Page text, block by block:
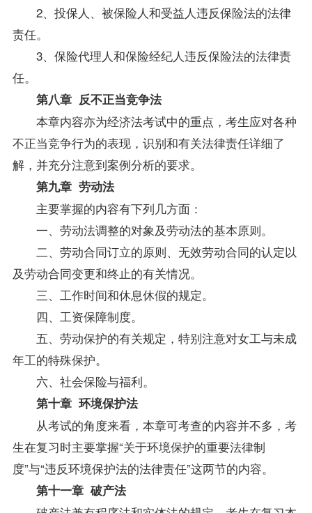
2、投保人、被保险人和受益人违反保险法的法律
责任。
3、保险代理人和保险经纪人违反保险法的法律责
任。
第八章 反不正当竞争法
本章内容亦为经济法考试中的重点，考生应对各种
不正当竞争行为的表现，识别和有关法律责任详细了
解，并充分注意到案例分析的要求。
第九章 劳动法
主要掌握的内容有下列几方面：
一、 劳动法调整的对象及劳动法的基本原则。
二、劳动合同订立的原则、无效劳动合同的认定以
及劳动合同变更和终止的有关情况。
三、工作时间和休息休假的规定。
四、工资保障制度。
五、劳动保护的有关规定，特别注意对女工与未成
年工的特殊保护。
六、社会保险与福利。
第十章 环境保护法
从考试的角度来看，本章可考查的内容并不多，考
生在复习时主要掌握“关于环境保护的重要法律制
度”与“违反环境保护法的法律责任”这两节的内容。
第十一章 破产法